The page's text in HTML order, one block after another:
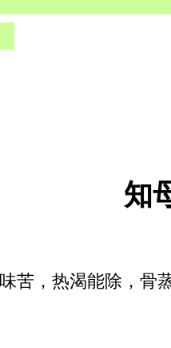
知
苦，热渴能除，骨